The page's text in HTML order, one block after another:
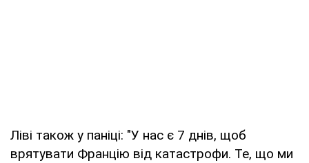
Ліві також у паніці: "У нас є 7 днів, щоб
врятувати Францію від катастрофи. Те, що ми